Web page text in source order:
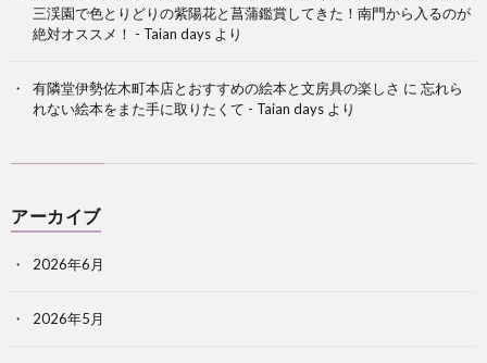
三渓園で色とりどりの紫陽花と菖蒲鑑賞してきた！南門から入るのが
絶対オススメ！ - Taian days より
有隣堂伊勢佐木町本店とおすすめの絵本と文房具の楽しさ に 忘れら
れない絵本をまた手に取りたくて - Taian days より
アーカイブ
2026年6月
2026年5月